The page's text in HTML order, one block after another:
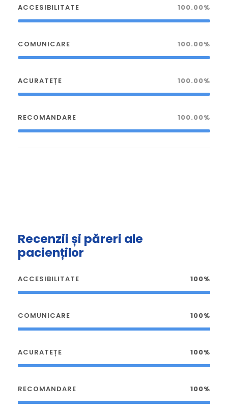
ACCESIBILITATE 100.00%
COMUNICARE 100.00%
ACURATEȚE 100.00%
RECOMANDARE 100.00%
Recenzii și păreri ale
pacienților
ACCESIBILITATE 100%
COMUNICARE 100%
ACURATEȚE 100%
RECOMANDARE 100%